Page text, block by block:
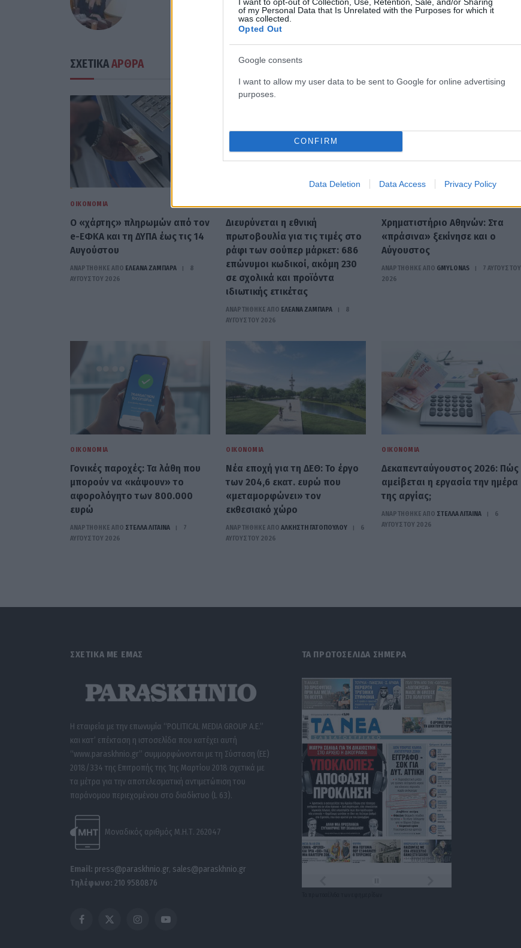
of my Personal Data that Is Unrelated with the Purposes for which it
was collected.
Opted Out
Google consents
I want to allow my user data to be sent to Google for online advertising
purposes.
CONFIRM
Data Deletion Data Access Privacy Policy
ΣΧΕΤΙΚΑΑΡΘΡΑ
ΟΙΚΟΝΟΜΊΑ
Ο «χάρτης» πληρωμών από τον
e-ΕΦΚΑ και τη ΔΥΠΑ έως τις 14
Αυγούστου
ΑΝΑΡΤΗΘΗΚΕ ΑΠΟ ΕΛΕΑΝΑ ΖΑΜΠΑΡΑ
8
ΑΥΓΟΎΣΤΟΥ 2026
Διευρύνεται η εθνική
πρωτοβουλία για τις τιμές στο
ράφι των σούπερ μάρκετ: 686
επώνυμοι κωδικοί, ακόμη 230
σε σχολικά και προϊόντα
ιδιωτικής ετικέτας
ΑΝΑΡΤΗΘΗΚΕ ΑΠΟ ΕΛΕΑΝΑ ΖΑΜΠΑΡΑ
8
ΑΥΓΟΎΣΤΟΥ 2026
Χρηματιστήριο Αθηνών: Στα
«πράσινα» ξεκίνησε και ο
Αύγουστος
ΑΝΑΡΤΗΘΗΚΕ ΑΠΟ GMYLONAS
7 ΑΥΓΟΎΣΤΟΥ
2026
ΟΙΚΟΝΟΜΊΑ
Γονικές παροχές: Τα λάθη που
μπορούν να «κάψουν» το
αφορολόγητο των 800.000
ευρώ
ΑΝΑΡΤΗΘΗΚΕ ΑΠΟ ΣΤΈΛΛΑ ΛΊΤΑΙΝΑ
7
ΑΥΓΟΎΣΤΟΥ 2026
ΟΙΚΟΝΟΜΊΑ
Νέα εποχή για τη ΔΕΘ: Το έργο
των 204,6 εκατ. ευρώ που
«μεταμορφώνει» τον
εκθεσιακό χώρο
ΑΝΑΡΤΗΘΗΚΕ ΑΠΟ ΆΛΚΗΣΤΗ ΓΑΤΟΠΟΎΛΟΥ
6
ΑΥΓΟΎΣΤΟΥ 2026
ΟΙΚΟΝΟΜΊΑ
Δεκαπενταύγουστος 2026: Πώς
αμείβεται η εργασία την ημέρα
της αργίας;
ΑΝΑΡΤΗΘΗΚΕ ΑΠΟ ΣΤΈΛΛΑ ΛΊΤΑΙΝΑ
6
ΑΥΓΟΎΣΤΟΥ 2026
ΣΧΕΤΙΚΑ ΜΕ ΕΜΑΣ
Η εταιρεία με την επωνυμία “POLITICAL MEDIA GROUP A.E.”
και κατ’ επέκταση η ιστοσελίδα που κατέχει αυτή
“www.paraskhnio.gr” συμμορφώνονται με τη Σύσταση (ΕΕ)
2018/334 της Επιτροπής της 1ης Μαρτίου 2018 σχετικά με
τα μέτρα για την αποτελεσματική αντιμετώπιση του
παράνομου περιεχομένου στο διαδίκτυο (L 63).
Μοναδικός αριθμός Μ.Η.Τ. 262047
Email: press@paraskhnio.gr, sales@paraskhnio.gr
Τηλέφωνο: 210 9580876
Facebook
X
InstagramYouTube
ΤΑ ΠΡΩΤΟΣΕΛΙΔΑ ΣΗΜΕΡΑ